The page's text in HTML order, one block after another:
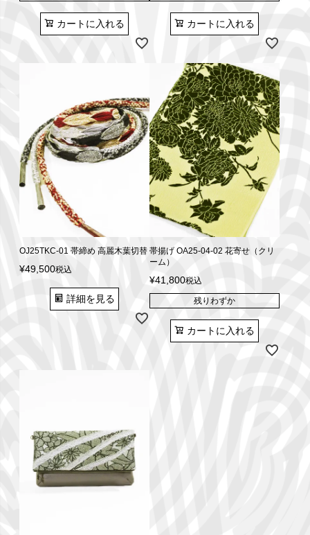
カートに入れる カートに入れる
OJ25TKC-01 帯締め 高麗木葉切替
¥49,500税込
詳細を見る
帯揚げ OA25-04-02 花寄せ（クリ
ーム）
¥41,800税込
残りわずか
カートに入れる